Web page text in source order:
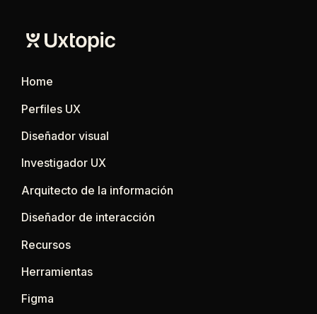
Home
Perfiles UX
Diseñador visual
Investigador UX
Arquitecto de la información
Diseñador de interacción
Recursos
Herramientas
Figma